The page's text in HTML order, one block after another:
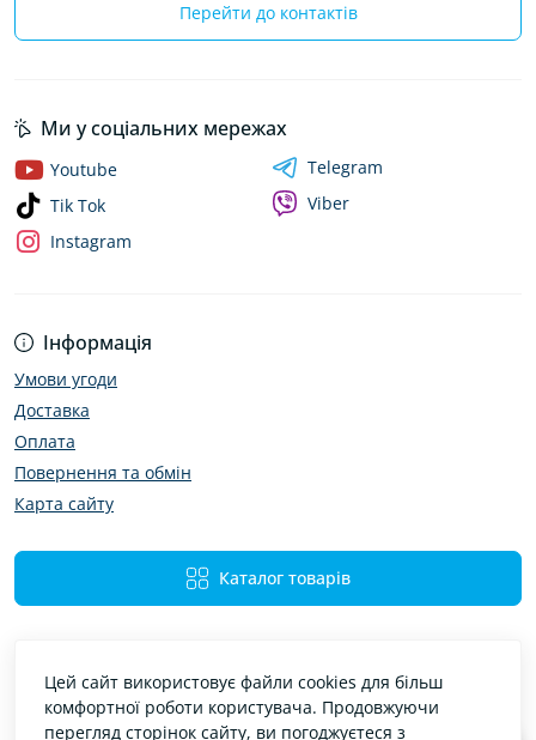
Перейти до контактів
Інформація
Умови угоди
Доставка
Оплата
Повернення та обмін
Карта сайту
Каталог товарів
Ми у соціальних мережах
Youtube
Tik Tok
Instagram
Telegram
Viber
Цей сайт використовує файли cookies для більш
комфортної роботи користувача. Продовжуючи
перегляд сторінок сайту, ви погоджуєтеся з